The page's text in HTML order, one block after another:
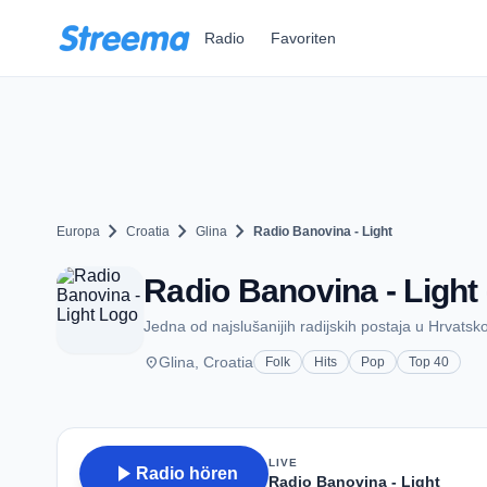
Radio Favoriten
Europa chevron_right Croatia chevron_right Glina chevron_right Radio Banovina - Light
Radio Banovina - Light
Jedna od najslušanijih radijskih postaja u
placeGlina, Croatia Folk Hits Pop Top 40
play_arrow Radio hören
LIVE
Radio Banovina - Light